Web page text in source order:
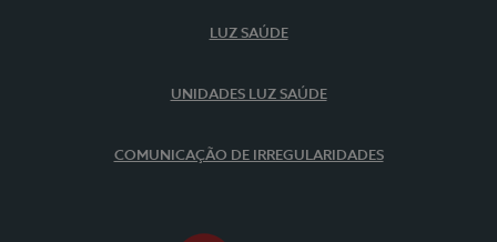
LUZ SAÚDE
UNIDADES LUZ SAÚDE
COMUNICAÇÃO DE IRREGULARIDADES